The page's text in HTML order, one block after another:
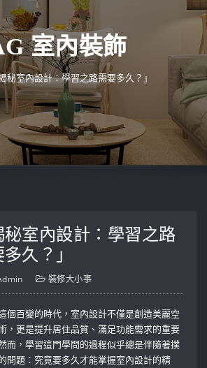
室內裝飾
秘室內設計：學習之路需要多久？」
秘室內設計：學習之路
久？」
裝修大小事
個百變的時代，室內設計不僅是創造美麗空
，更是提升居住品質、滿足功能需求的重要
而，學習這門學問的過程似乎總是伴隨著撲
問題：究竟要多久才能掌握室內設計的精